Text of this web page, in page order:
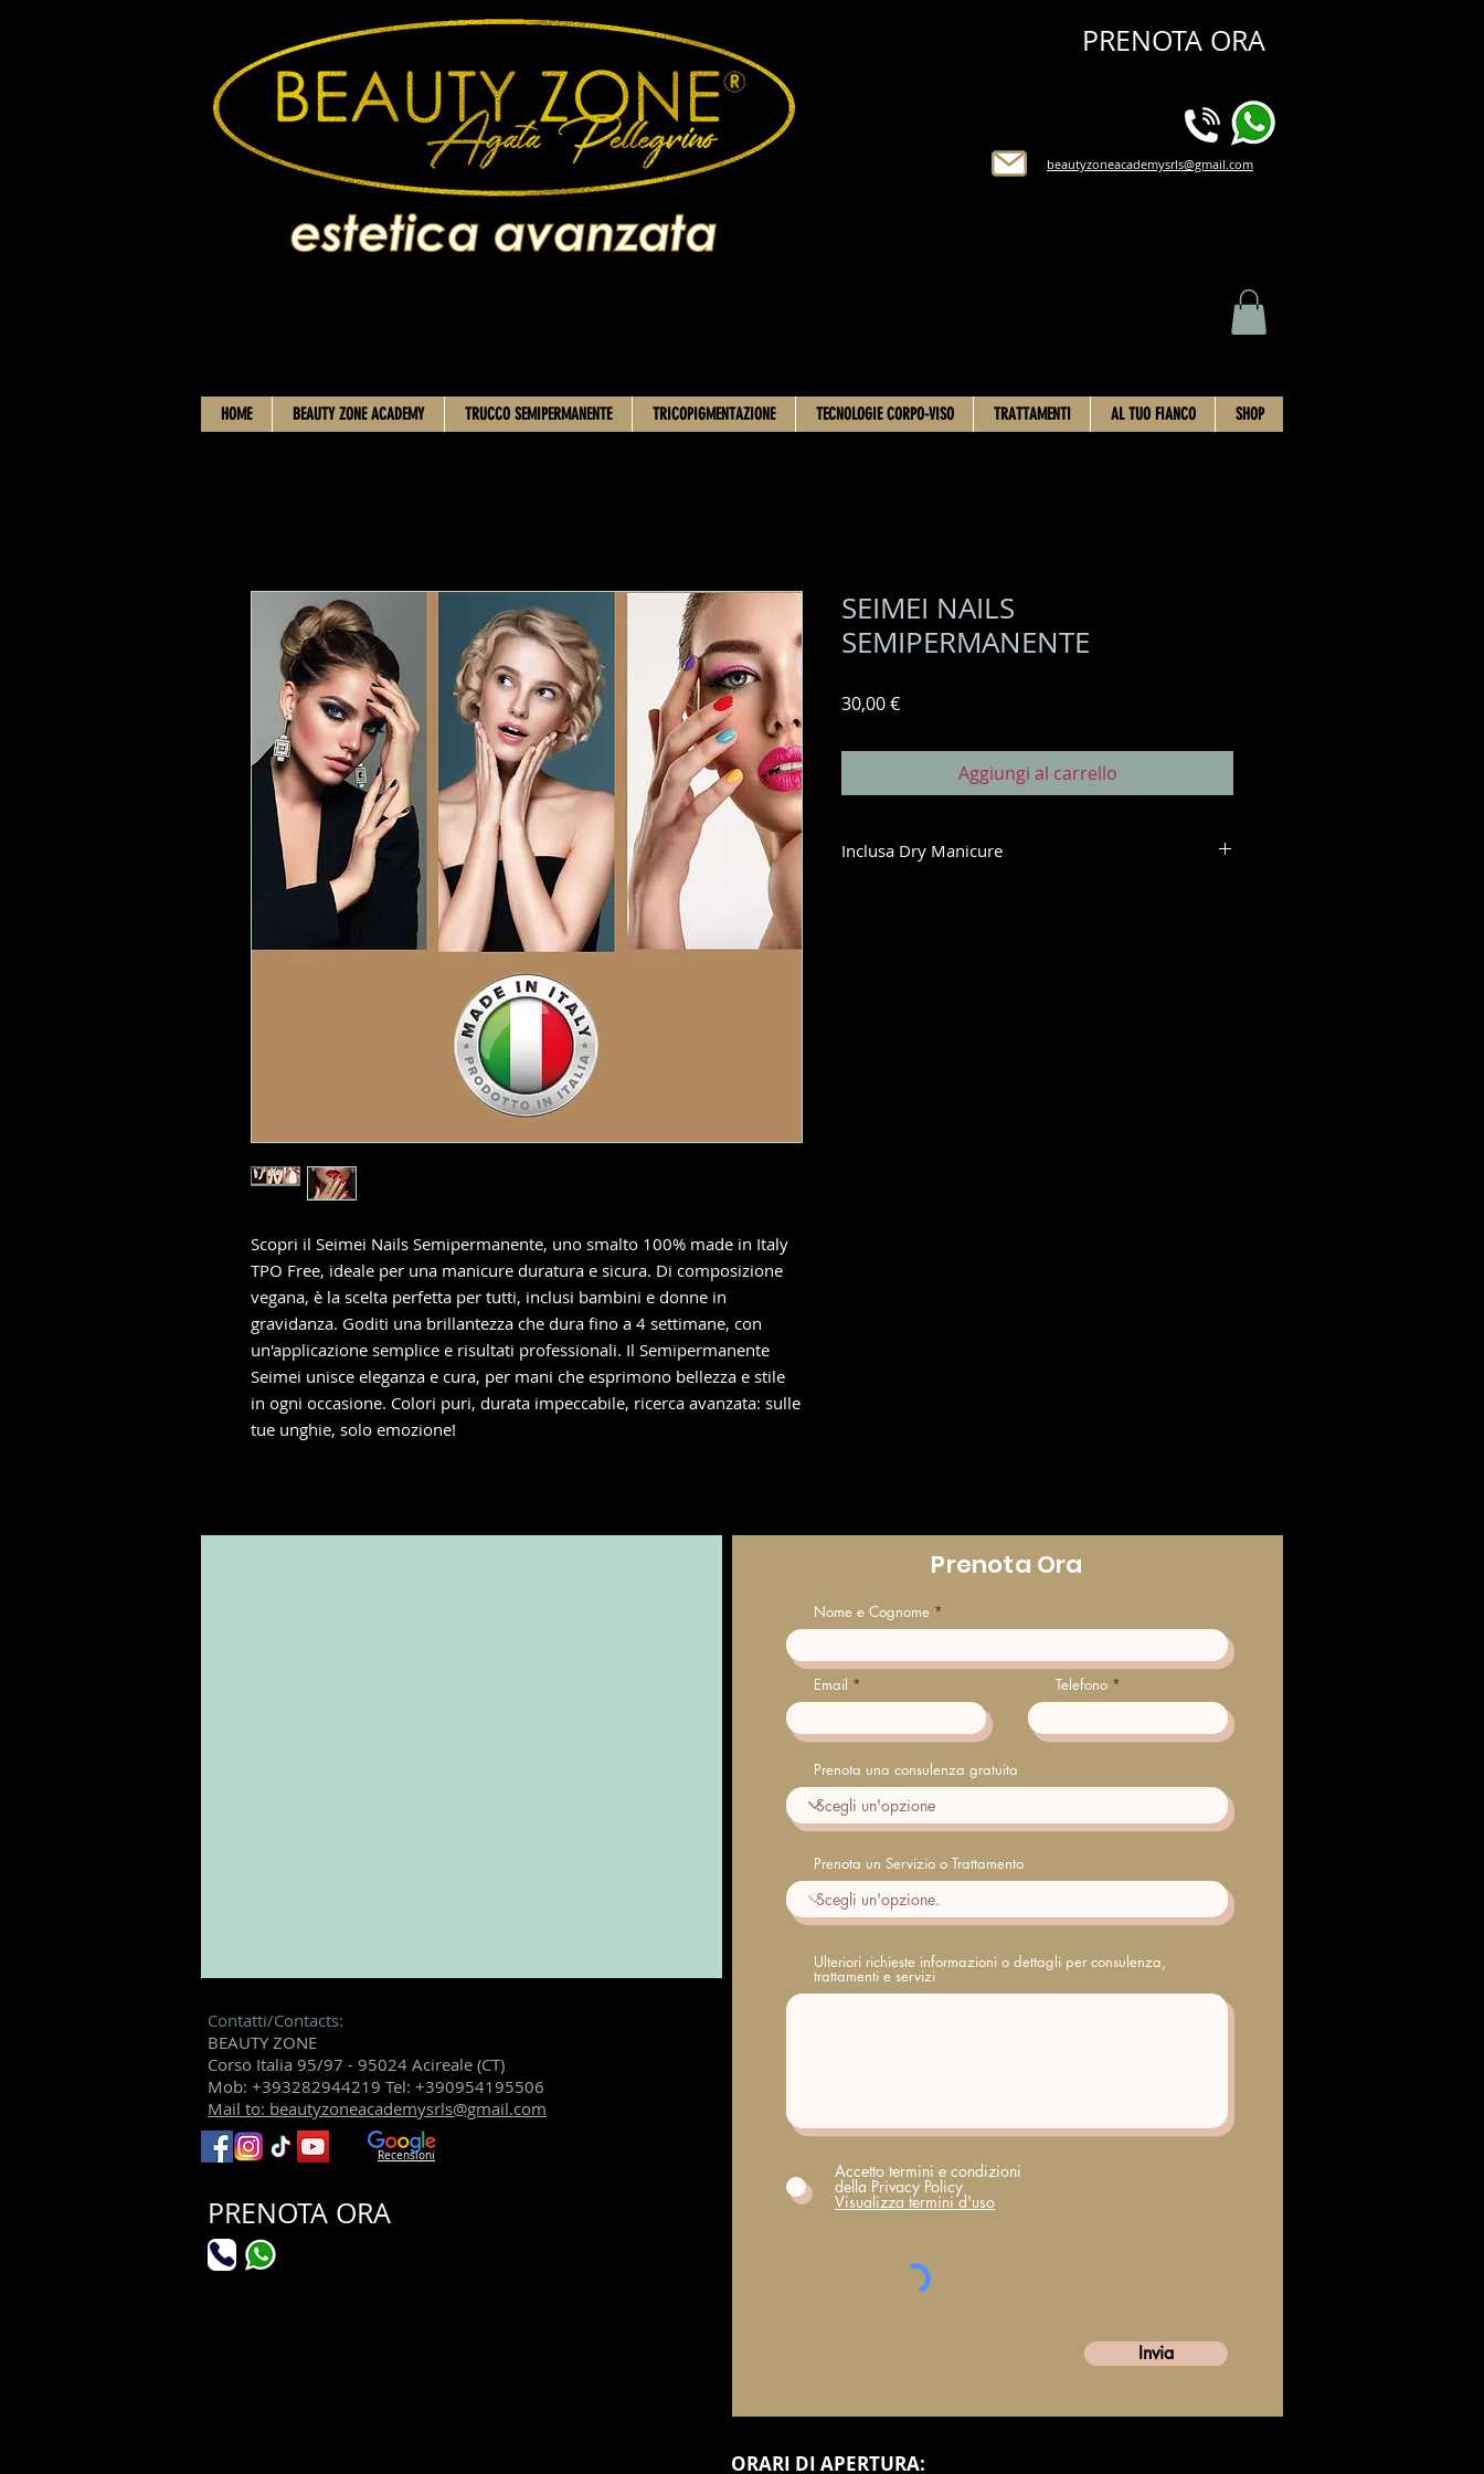
PRENOTA ORA
beautyzoneacademysrls@gmail.com
HOME BEAUTY ZONE ACADEMY TRUCCO SEMIPERMANENTE TRICOPIGMENTAZIONE TECNOLOGIE CORPO-VISO TRATTAMENTI AL TUO FIANCO SHOP
Scopri il Seimei Nails Semipermanente, uno smalto 100% made in Italy
TPO Free, ideale per una manicure duratura e sicura. Di composizione
vegana, è la scelta perfetta per tutti, inclusi bambini e donne in
gravidanza. Goditi una brillantezza che dura fino a 4 settimane, con
un'applicazione semplice e risultati professionali. Il Semipermanente
Seimei unisce eleganza e cura, per mani che esprimono bellezza e stile
in ogni occasione. Colori puri, durata impeccabile, ricerca avanzata: sulle
tue unghie, solo emozione!
SEIMEI NAILS
SEMIPERMANENTE
30,00 €Prezzo
Aggiungi al carrello
Inclusa Dry Manicure
Contatti/Contacts:
BEAUTY ZONE
Corso Italia 95/97 - 95024 Acireale (CT)
Mob: +393282944219 Tel: +390954195506
Mail to: beautyzoneacademysrls@gmail.com
Recensioni
PRENOTA ORA
Prenota Ora
Nome e Cognome
Email Telefono
Prenota una consulenza gratuita
Prenota un Servizio o Trattamento
Ulteriori richieste informazioni o dettagli per consulenza,
trattamenti e servizi
Accetto termini e condizioni
della Privacy Policy
Visualizza termini d'uso
Invia
​ORARI DI APERTURA: